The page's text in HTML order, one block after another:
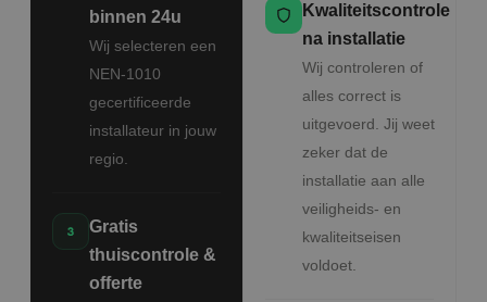
binnen 24u
Wij selecteren een
NEN-1010
gecertificeerde
installateur in jouw
regio.
Gratis
thuiscontrole &
offerte
Kwaliteitscontrole
na installatie
Wij controleren of
alles correct is
uitgevoerd. Jij weet
zeker dat de
installatie aan alle
veiligheids- en
kwaliteitseisen
voldoet.